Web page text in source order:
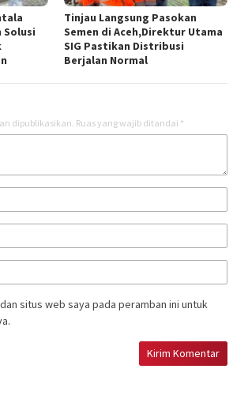
Solusi
Tinjau Langsung Pasokan
Semen di Aceh,Direktur Utama
SIG Pastikan Distribusi
Berjalan Normal
dipublikasikan. Ruas yang wajib ditandai *
situs web saya pada peramban ini untuk